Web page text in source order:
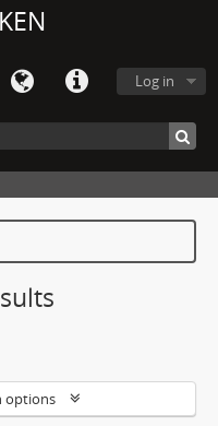
Log in
options